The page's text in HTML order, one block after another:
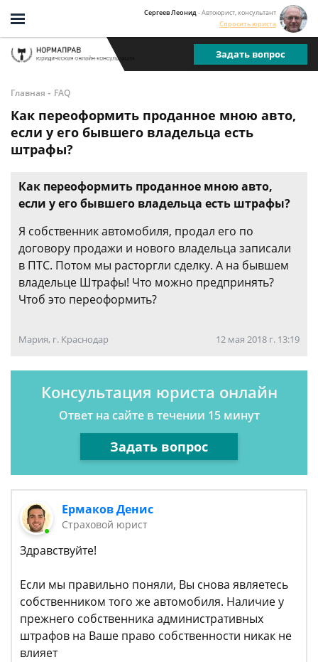
Сергеев Леонид - Автоюрист, консультант
Спросить юриста
Задать вопрос
Главная - FAQ
Как переоформить проданное мною авто,
если у его бывшего владельца есть
штрафы?
Как переоформить проданное мною авто,
если у его бывшего владельца есть штрафы?
Я собственник автомобиля, продал его по
договору продажи и нового владельца записали
в ПТС. Потом мы расторгли сделку. А на бывшем
владельце Штрафы! Что можно предпринять?
Чтоб это переоформить?
Мария, г. Краснодар 12 мая 2018 г. 13:19
Консультация юриста онлайн
Ответ на сайте в течении 15 минут
Задать вопрос
Ермаков Денис
Страховой юрист
Здравствуйте!
Если мы правильно поняли, Вы снова являетесь
собственником того же автомобиля. Наличие у
прежнего собственника административных
штрафов на Ваше право собственности никак не
влияет